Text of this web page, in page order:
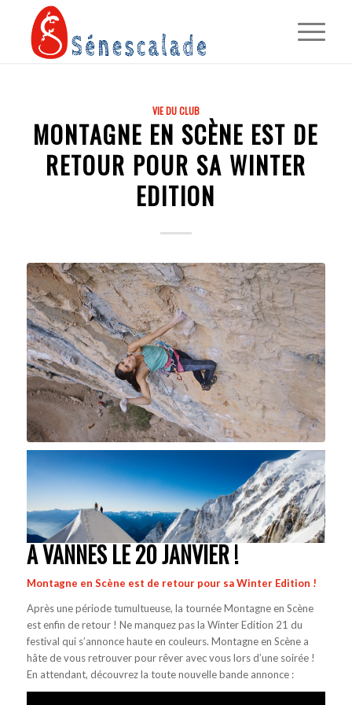
VIE DU CLUB
MONTAGNE EN SCÈNE EST DE
RETOUR POUR SA WINTER
EDITION
A VANNES LE 20 JANVIER !
Montagne en Scène est de retour pour sa Winter Edition !​
Après une période tumultueuse, la tournée Montagne en Scène
est enfin de retour ! Ne manquez pas la Winter Edition 21 du
festival qui s’annonce haute en couleurs. Montagne en Scène a
hâte de vous retrouver pour rêver avec vous lors d’une soirée !
En attendant, découvrez la toute nouvelle bande annonce :